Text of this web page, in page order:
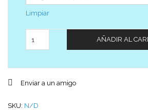
Limpiar
AÑADIR AL
Enviar a un amigo
SKU: N/D